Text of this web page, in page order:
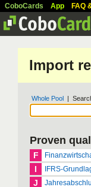
CoboCards App FAQ
Import
Whole Pool |
Proven
F
I IFRS-
J